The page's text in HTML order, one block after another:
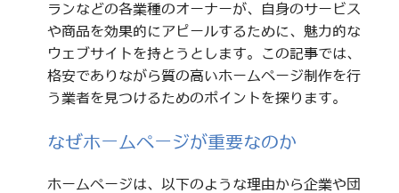
ランなどの各業種のオーナーが、自身のサービス
や商品を効果的にアピールするために、魅力的な
ウェブサイトを持とうとします。この記事では、
格安でありながら質の高いホームページ制作を行
う業者を見つけるためのポイントを探ります。
なぜホームページが重要なのか
ホームページは、以下のような理由から企業や団